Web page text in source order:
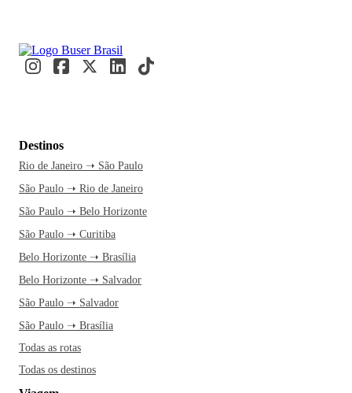
Destinos
Rio de Janeiro ➝ São Paulo
São Paulo ➝ Rio de Janeiro
São Paulo ➝ Belo Horizonte
São Paulo ➝ Curitiba
Belo Horizonte ➝ Brasília
Belo Horizonte ➝ Salvador
São Paulo ➝ Salvador
São Paulo ➝ Brasília
Todas as rotas
Todas os destinos